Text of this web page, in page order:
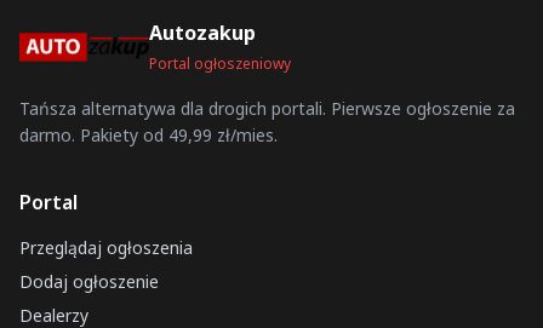
Autozakup
Portal ogłoszeniowy
Tańsza alternatywa dla drogich portali. Pierwsze ogłoszenie za
darmo. Pakiety od 49,99 zł/mies.
Portal
Przeglądaj ogłoszenia
Dodaj ogłoszenie
Dealerzy